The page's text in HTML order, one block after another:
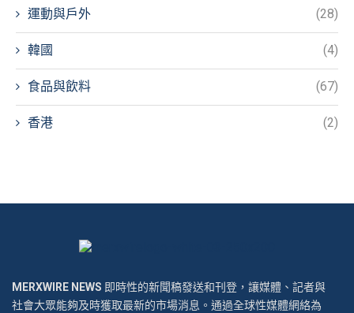
運動與戶外 (28)
韓國 (4)
食品與飲料 (67)
香港 (2)
MERXWIRE NEWS 即時性的新聞稿發送和刊登，讓媒體、記者與
社會大眾能夠及時獲取最新的市場消息。通過全球性媒體網絡為